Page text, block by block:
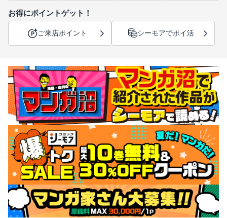
お得にポイントゲット！
ご来店ポイント シーモアでポイ活